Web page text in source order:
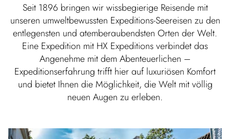
Seit 1896 bringen wir wissbegierige Reisende mit
unseren umweltbewussten Expeditions-Seereisen zu den
entlegensten und atemberaubendsten Orten der Welt.
Eine Expedition mit HX Expeditions verbindet das
Angenehme mit dem Abenteuerlichen –
Expeditionserfahrung trifft hier auf luxuriösen Komfort
und bietet Ihnen die Möglichkeit, die Welt mit völlig
neuen Augen zu erleben.